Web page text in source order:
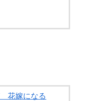
花嫁になる